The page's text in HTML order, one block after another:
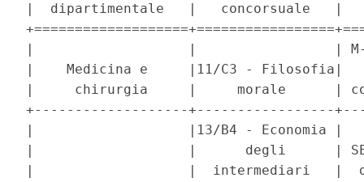
|  dipartimentale   |   concorsuale
|                   |                 | M-
|    Medicina e     |11/C3 -
|     chirurgia     |     morale      |
+-------------------+-----------------
|                   |13/B4 -
|                   |      degli      |
|                   |  intermediari   |